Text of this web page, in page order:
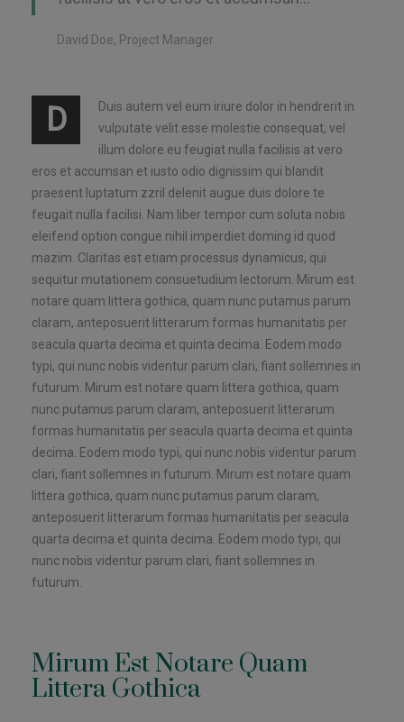
David Doe, Project Manager
D
Duis autem vel eum iriure dolor in hendrerit in
vulputate velit esse molestie consequat, vel
illum dolore eu feugiat nulla facilisis at vero
eros et accumsan et iusto odio dignissim qui blandit
praesent luptatum zzril delenit augue duis dolore te
feugait nulla facilisi. Nam liber tempor cum soluta nobis
eleifend option congue nihil imperdiet doming id quod
mazim. Claritas est etiam processus dynamicus, qui
sequitur mutationem consuetudium lectorum. Mirum est
notare quam littera gothica, quam nunc putamus parum
claram, anteposuerit litterarum formas humanitatis per
seacula quarta decima et quinta decima. Eodem modo
typi, qui nunc nobis videntur parum clari, fiant sollemnes in
futurum. Mirum est notare quam littera gothica, quam
nunc putamus parum claram, anteposuerit litterarum
formas humanitatis per seacula quarta decima et quinta
decima. Eodem modo typi, qui nunc nobis videntur parum
clari, fiant sollemnes in futurum. Mirum est notare quam
littera gothica, quam nunc putamus parum claram,
anteposuerit litterarum formas humanitatis per seacula
quarta decima et quinta decima. Eodem modo typi, qui
nunc nobis videntur parum clari, fiant sollemnes in
futurum.
Mirum Est Notare Quam
Littera Gothica